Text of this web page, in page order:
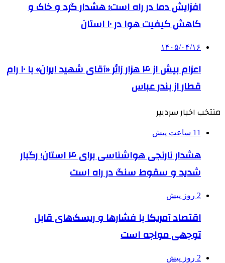
افزایش دما در راه است؛ هشدار گرد و خاک و
کاهش کیفیت هوا در ۱۰ استان
۱۴۰۵/۰۴/۱۶
اعزام بیش از ۴ هزار زائر «آقای شهید ایران» با ۱۰ رام
قطار از بندر عباس
منتخب اخبار سردبیر
11 ساعت پیش
هشدار نارنجی هواشناسی برای ۴ استان؛ رگبار
شدید و سقوط سنگ در راه است
2 روز پیش
اقتصاد آمریکا با فشارها و ریسک‌های قابل
توجهی مواجه است
2 روز پیش